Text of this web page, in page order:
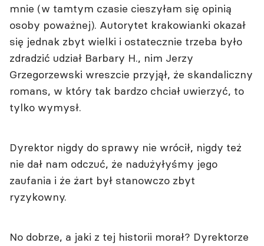
mnie (w tamtym czasie cieszyłam się opinią
osoby poważnej). Autorytet krakowianki okazał
się jednak zbyt wielki i ostatecznie trzeba było
zdradzić udział Barbary H., nim Jerzy
Grzegorzewski wreszcie przyjął, że skandaliczny
romans, w który tak bardzo chciał uwierzyć, to
tylko wymysł.
Dyrektor nigdy do sprawy nie wrócił, nigdy też
nie dał nam odczuć, że nadużyłyśmy jego
zaufania i że żart był stanowczo zbyt
ryzykowny.
No dobrze, a jaki z tej historii morał? Dyrektorze